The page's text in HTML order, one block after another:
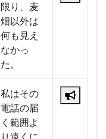
限り、麦
畑以外は
何も見え
なかっ
た。
私はその
電話の届
く範囲よ